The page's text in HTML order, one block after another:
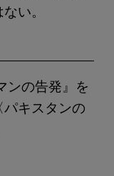
い。
ンの告発』を
キスタンの